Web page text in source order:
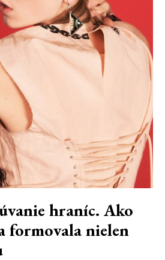
hraníc. Ako
formovala nielen